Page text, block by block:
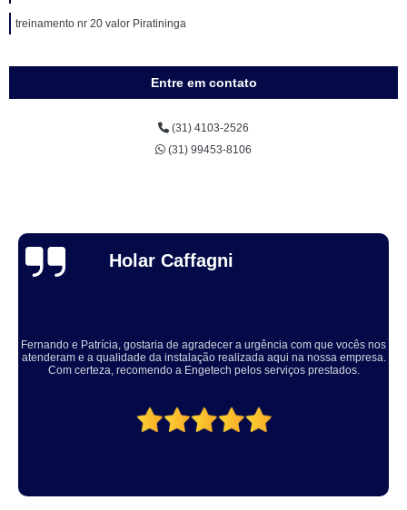
treinamento nr 20 valor Piratininga
Entre em contato
(31) 4103-2526
(31) 99453-8106
Thuane Maiara
Solucionaram o problema muito rápido, equipe educada e atenciosa. Vale
a pena, meu equipamento ficou ótimo.